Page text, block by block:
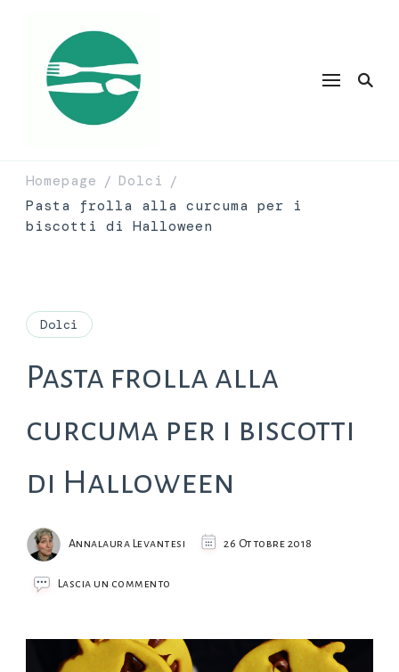
Homepage / Dolci /
Pasta frolla alla curcuma per i
biscotti di Halloween
Dolci
Pasta frolla alla
curcuma per i biscotti
di Halloween
Annalaura Levantesi 26 Ottobre 2018
Lascia un commento
alla
curcuma